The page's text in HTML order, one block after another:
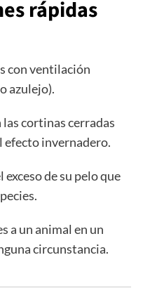
rápidas
con ventilación
azulejo).
cortinas cerradas
efecto invernadero.
exceso de su pelo que
a un animal en un
circunstancia.